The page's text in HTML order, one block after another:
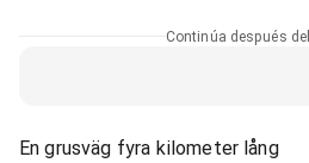
Continúa después
En grusväg fyra kilometer lång